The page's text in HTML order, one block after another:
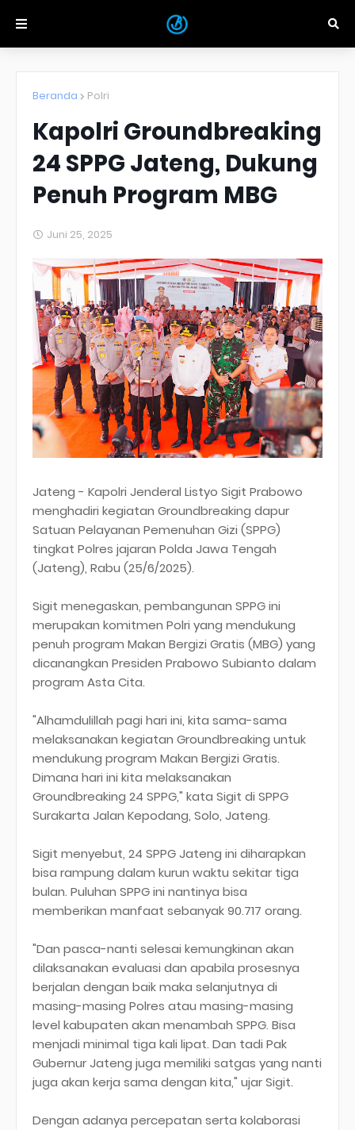
Beranda Polri
Kapolri Groundbreaking
24 SPPG Jateng, Dukung
Penuh Program MBG
Juni 25, 2025
Jateng - Kapolri Jenderal Listyo Sigit Prabowo
menghadiri kegiatan Groundbreaking dapur
Satuan Pelayanan Pemenuhan Gizi (SPPG)
tingkat Polres jajaran Polda Jawa Tengah
(Jateng), Rabu (25/6/2025).
Sigit menegaskan, pembangunan SPPG ini
merupakan komitmen Polri yang mendukung
penuh program Makan Bergizi Gratis (MBG) yang
dicanangkan Presiden Prabowo Subianto dalam
program Asta Cita.
"Alhamdulillah pagi hari ini, kita sama-sama
melaksanakan kegiatan Groundbreaking untuk
mendukung program Makan Bergizi Gratis.
Dimana hari ini kita melaksanakan
Groundbreaking 24 SPPG," kata Sigit di SPPG
Surakarta Jalan Kepodang, Solo, Jateng.
Sigit menyebut, 24 SPPG Jateng ini diharapkan
bisa rampung dalam kurun waktu sekitar tiga
bulan. Puluhan SPPG ini nantinya bisa
memberikan manfaat sebanyak 90.717 orang.
"Dan pasca-nanti selesai kemungkinan akan
dilaksanakan evaluasi dan apabila prosesnya
berjalan dengan baik maka selanjutnya di
masing-masing Polres atau masing-masing
level kabupaten akan menambah SPPG. Bisa
menjadi minimal tiga kali lipat. Dan tadi Pak
Gubernur Jateng juga memiliki satgas yang nanti
juga akan kerja sama dengan kita," ujar Sigit.
Dengan adanya percepatan serta kolaborasi